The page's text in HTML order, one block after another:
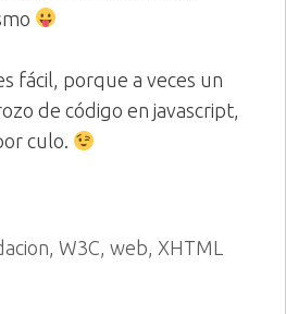
fácil, porque a veces un
de código en javascript,
culo.
, W3C, web, XHTML